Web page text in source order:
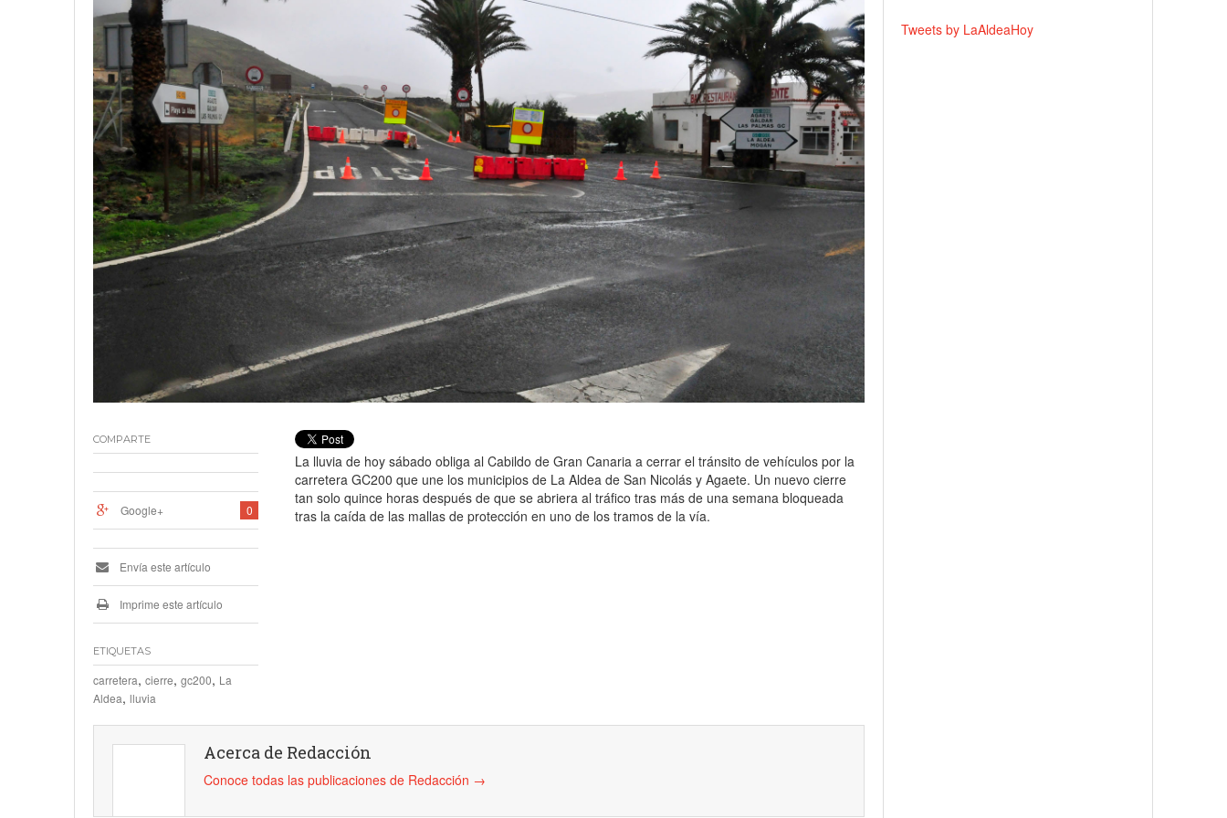
La lluvia de hoy sábado obliga al Cabildo de Gran Canaria a cerrar el tránsito de vehículos por la
carretera GC200 que une los municipios de La Aldea de San Nicolás y Agaete. Un nuevo cierre
tan solo quince horas después de que se abriera al tráfico tras más de una semana bloqueada
tras la caída de las mallas de protección en uno de los tramos de la vía.
COMPARTE
0
Google+
Envía este artículo
Imprime este artículo
ETIQUETAS
carretera, cierre, gc200, La
Aldea, lluvia
Acerca de Redacción
Conoce todas las publicaciones de Redacción →
Tweets by LaAldeaHoy